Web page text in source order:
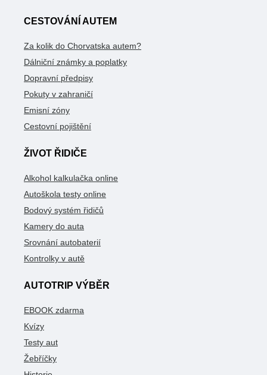
CESTOVÁNÍ AUTEM
Za kolik do Chorvatska autem?
Dálniční známky a poplatky
Dopravní předpisy
Pokuty v zahraničí
Emisní zóny
Cestovní pojištění
ŽIVOT ŘIDIČE
Alkohol kalkulačka online
Autoškola testy online
Bodový systém řidičů
Kamery do auta
Srovnání autobaterií
Kontrolky v autě
AUTOTRIP VÝBĚR
EBOOK zdarma
Kvízy
Testy aut
Žebříčky